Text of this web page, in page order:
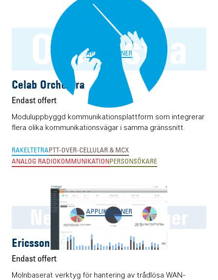
Orchestra
APPLIKATIONER
Celab Orchestra
Endast offert
Moduluppbyggd kommunikationsplattform som integrerar
flera olika kommunikationsvägar i samma gränssnitt.
RAKELTETRAPTT-OVER-CELLULAR & MCX
ANALOG RADIOKOMMUNIKATION PERSONSÖKARE
NetCloud Manager
APPLIKATIONER
Ericsson NetCloud Manager
Endast offert
Molnbaserat verktyg för hantering av trådlösa WAN-